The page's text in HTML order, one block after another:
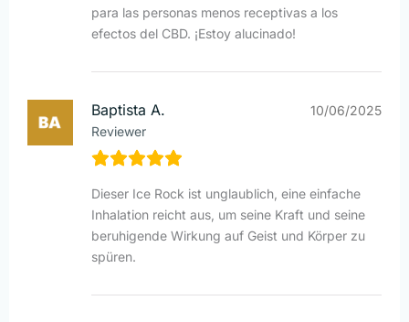
para las personas menos receptivas a los
efectos del CBD. ¡Estoy alucinado!
Baptista A.
Reviewer
10/06/2025
Dieser Ice Rock ist unglaublich, eine einfache
Inhalation reicht aus, um seine Kraft und seine
beruhigende Wirkung auf Geist und Körper zu
spüren.